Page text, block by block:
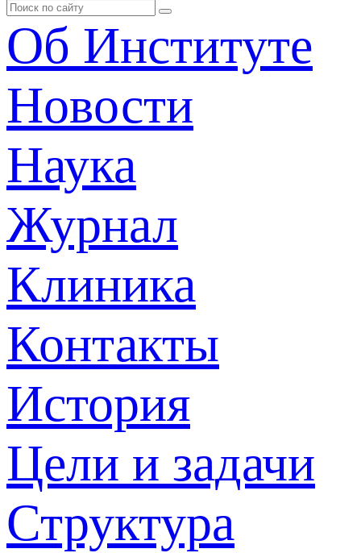
Об Институте
Новости
Наука
Журнал
Клиника
Контакты
История
Цели и задачи
Структура